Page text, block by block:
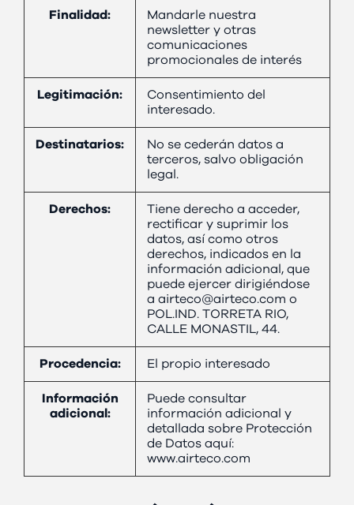
Finalidad:
Mandarle nuestra
newsletter y otras
comunicaciones
promocionales de interés
Legitimación:
Consentimiento del
interesado.
Destinatarios:
No se cederán datos a
terceros, salvo obligación
legal.
Derechos:
Tiene derecho a acceder,
rectificar y suprimir los
datos, así como otros
derechos, indicados en la
información adicional, que
puede ejercer dirigiéndose
a airteco@airteco.com o
POL.IND. TORRETA RIO,
CALLE MONASTIL, 44.
Procedencia: El propio interesado
Información
adicional:
Puede consultar
información adicional y
detallada sobre Protección
de Datos aquí:
www.airteco.com